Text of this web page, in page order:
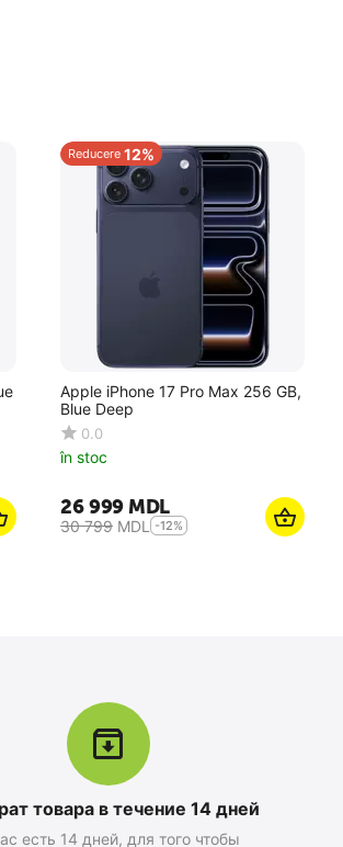
Reducere 12%
Apple iPhone 17 Pro Max 256 GB,
Blue Deep
0.0
în stoc
26 999MDL
30 799 MDL -12%
товара в течение 14 дней
есть 14 дней, для того чтобы